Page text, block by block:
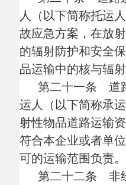
托运人提交材料不
物品经监测不符合国
标准的，承运人不得
品道路运输合同。
第二十四条 一类放
承运人应当向托运人
部门关于核与辐射安
件以及公安部门关于
品的审批文件。
二、三类放射性物
当向托运人查验公安部
放射性物品的审批文件